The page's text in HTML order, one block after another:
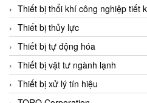
Cofimco
Coltraco
Comat Releco
Comax
COMETECH VietNam
Thiết bị thổi khí công nghiệp tiết
Thiết bị thủy lực
Thiết bị tự động hóa
Thiết bị vật tư ngành lạnh
Thiết bị xử lý tín hiệu